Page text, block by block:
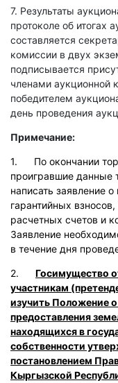
7. Результаты
протоколе об итогах
составляется
комиссии в двух
подписывается
членами аукционной
победителем
день проведения
Примечание:
1. По окончании
проигравшие данные
написать заявление о
гарантийных
расчетных счетов и
Заявление
в течение дня
2. Госимущество
участникам
изучить Положение
предоставления
находящихся в
собственности
постановлением
Кыргызской